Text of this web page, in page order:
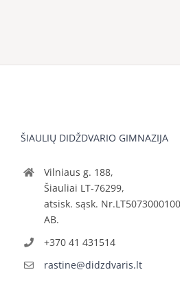
ŠIAULIŲ DIDŽDVARIO GIMNAZIJA
Vilniaus g. 188,
Šiauliai LT-76299,
atsisk. sąsk.
AB.
+370 41 431514
rastine@didzdvaris.lt